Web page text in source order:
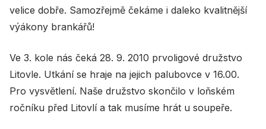
velice dobře. Samozřejmě čekáme i daleko kvalitnější
výákony brankářů!
Ve 3. kole nás čeká 28. 9. 2010 prvoligové družstvo
Litovle. Utkání se hraje na jejich palubovce v 16.00.
Pro vysvětlení. Naše družstvo skončilo v loňském
ročníku před Litovlí a tak musíme hrát u soupeře.